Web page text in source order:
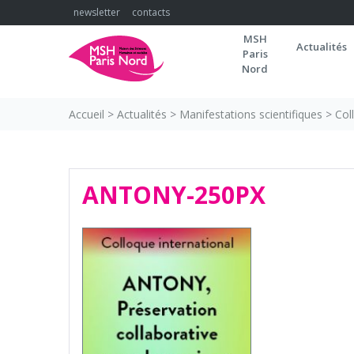
to
newsletter contacts
MSH
Paris
Nord
Actualités
Accueil > Actualités > Manifestations scientifiques >
ANTONY-250PX